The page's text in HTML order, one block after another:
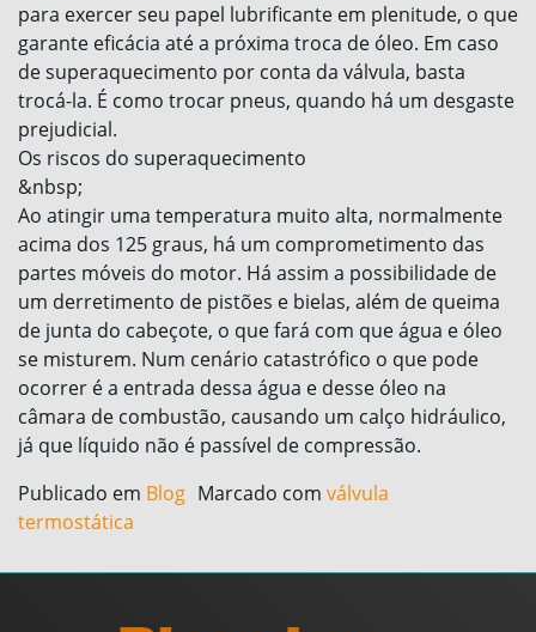
para exercer seu papel lubrificante em plenitude, o que
garante eficácia até a próxima troca de óleo. Em caso
de superaquecimento por conta da válvula, basta
trocá-la. É como trocar pneus, quando há um desgaste
prejudicial.
Os riscos do superaquecimento
&nbsp;
Ao atingir uma temperatura muito alta, normalmente
acima dos 125 graus, há um comprometimento das
partes móveis do motor. Há assim a possibilidade de
um derretimento de pistões e bielas, além de queima
de junta do cabeçote, o que fará com que água e óleo
se misturem. Num cenário catastrófico o que pode
ocorrer é a entrada dessa água e desse óleo na
câmara de combustão, causando um calço hidráulico,
já que líquido não é passível de compressão.
Publicado em Blog Marcado com válvula
termostática